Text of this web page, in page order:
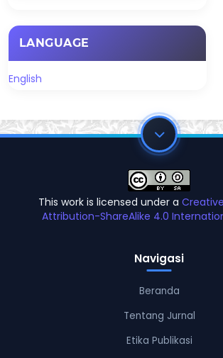
LANGUAGE
English
This work is licensed under a
Attribution-ShareAlike 4.0
Navigasi
Beranda
Tentang Jurnal
Etika Publikasi